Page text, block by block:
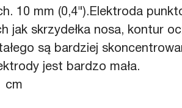
10 mm (0,4").Elektroda
jak skrzydełka nosa, kontur
są bardziej
jest bardzo mała.
cm